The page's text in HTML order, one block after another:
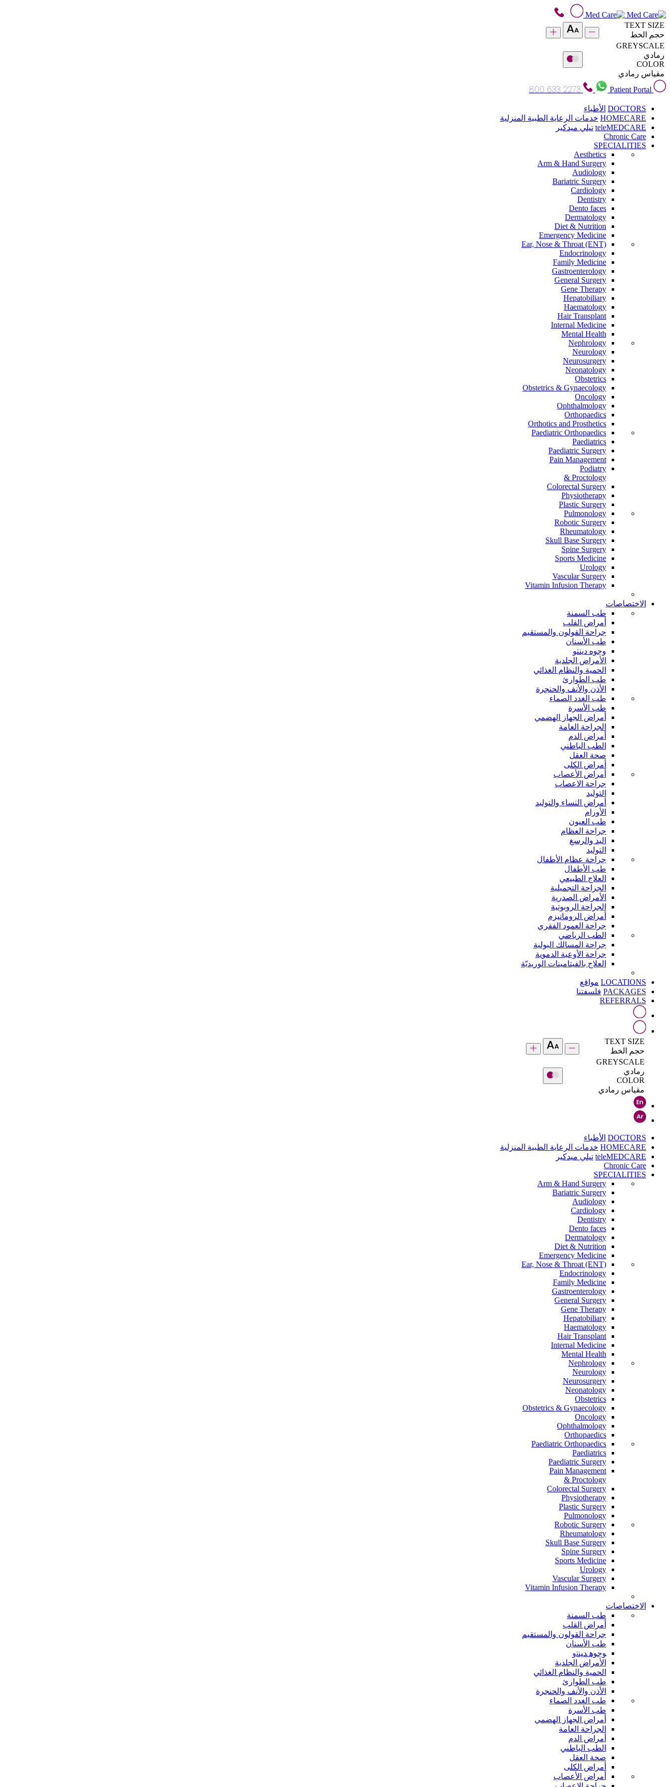
TEXT SIZE
حجم الخط
GREYSCALE
رمادي
COLOR
مقياس رمادي
Patient Portal
800 633 2273
DOCTORS الأطباء
HOMECARE خدمات الرعاية الطبية المنزلية
teleMEDCARE تيلي ميدكير
Chronic Care
SPECIALITIES
Aesthetics
Arm & Hand Surgery
Audiology
Bariatric Surgery
Cardiology
Dentistry
Dento faces
Dermatology
Diet & Nutrition
Emergency Medicine
Ear, Nose & Throat (ENT)
Endocrinology
Family Medicine
Gastroenterology
General Surgery
Gene Therapy
Hepatobiliary
Haematology
Hair Transplant
Internal Medicine
Mental Health
Nephrology
Neurology
Neurosurgery
Neonatology
Obstetrics
Obstetrics & Gynaecology
Oncology
Ophthalmology
Orthopaedics
Orthotics and Prosthetics
Paediatric Orthopaedics
Paediatrics
Paediatric Surgery
Pain Management
Podiatry
Proctology &
Colorectal Surgery
Physiotherapy
Plastic Surgery
Pulmonology
Robotic Surgery
Rheumatology
Skull Base Surgery
Spine Surgery
Sports Medicine
Urology
Vascular Surgery
Vitamin Infusion Therapy
الاختصاصات
طب السمنة
أمراض القلب
جراحة القولون والمستقيم
طب الأسنان
وجوه دينتو
الأمراض الجلدية
الحمية والنظام الغذائي
طب الطوارئ
الأذن والأنف والحنجرة
طب الغدد الصماء
طب الأسرة
أمراض الجهاز الهضمي
الجراحة العامة
أمراض الدم
الطب الباطني
صحة العقل
أمراض الكلى
أمراض الأعصاب
جراحة الاعصاب
التوليد
أمراض النساء والتوليد
الأورام
طب العيون
جراحة العظام
اليد والرسغ
التوليد
جراحة عظام الأطفال
طب الأطفال
العلاج الطبيعي
الجراحة التجميلية
الأمراض الصدرية
الجراحة الروبوتية
أمراض الروماتيزم
جراحة العمود الفقري
الطب الرياضي
جراحة المسالك البولية
جراحة الأوعية الدموية
العلاج بالفيتامينات الوريديّة
LOCATIONS مواقع
PACKAGES فلسفتنا
REFERRALS
TEXT SIZE
حجم الخط
GREYSCALE
رمادي
COLOR
مقياس رمادي
DOCTORS الأطباء
HOMECARE خدمات الرعاية الطبية المنزلية
teleMEDCARE تيلي ميدكير
Chronic Care
SPECIALITIES
Arm & Hand Surgery
Bariatric Surgery
Audiology
Cardiology
Dentistry
Dento faces
Dermatology
Diet & Nutrition
Emergency Medicine
Ear, Nose & Throat (ENT)
Endocrinology
Family Medicine
Gastroenterology
General Surgery
Gene Therapy
Hepatobiliary
Haematology
Hair Transplant
Internal Medicine
Mental Health
Nephrology
Neurology
Neurosurgery
Neonatology
Obstetrics
Obstetrics & Gynaecology
Oncology
Ophthalmology
Orthopaedics
Paediatric Orthopaedics
Paediatrics
Paediatric Surgery
Pain Management
Proctology &
Colorectal Surgery
Physiotherapy
Plastic Surgery
Pulmonology
Robotic Surgery
Rheumatology
Skull Base Surgery
Spine Surgery
Sports Medicine
Urology
Vascular Surgery
Vitamin Infusion Therapy
الاختصاصات
طب السمنة
أمراض القلب
جراحة القولون والمستقيم
طب الأسنان
ﻮﺟﻮﻫ ﺪﻴﻨﺗﻭ
الأمراض الجلدية
الحمية والنظام الغذائي
طب الطوارئ
الأذن والأنف والحنجرة
طب الغدد الصماء
طب الأسرة
أمراض الجهاز الهضمي
الجراحة العامة
أمراض الدم
الطب الباطني
صحة العقل
أمراض الكلى
أمراض الأعصاب